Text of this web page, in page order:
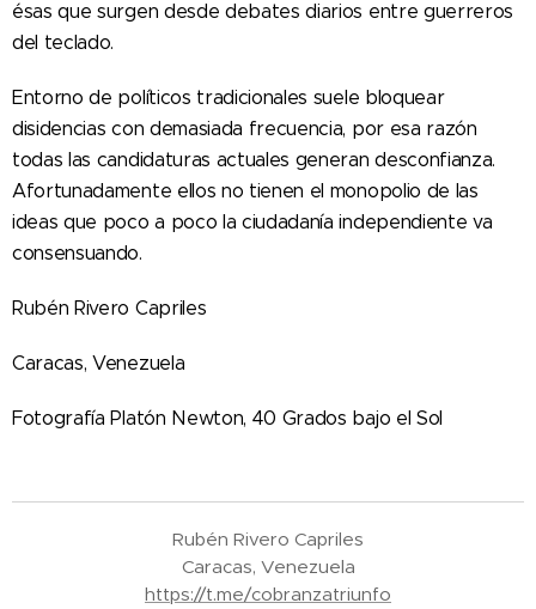
ésas que surgen desde debates diarios entre guerreros
del teclado.
Entorno de políticos tradicionales suele bloquear
disidencias con demasiada frecuencia, por esa razón
todas las candidaturas actuales generan desconfianza.
Afortunadamente ellos no tienen el monopolio de las
ideas que poco a poco la ciudadanía independiente va
consensuando.
Rubén Rivero Capriles
Caracas, Venezuela
Fotografía Platón Newton, 40 Grados bajo el Sol
Rubén Rivero Capriles
Caracas, Venezuela
https://t.me/cobranzatriunfo